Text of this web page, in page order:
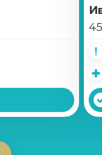
Записаться